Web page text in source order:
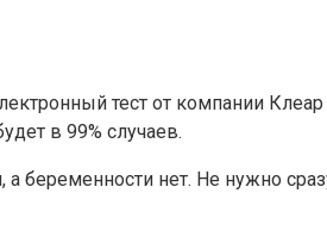
тест от компании
в 99% случаев.
нет. Не нужно